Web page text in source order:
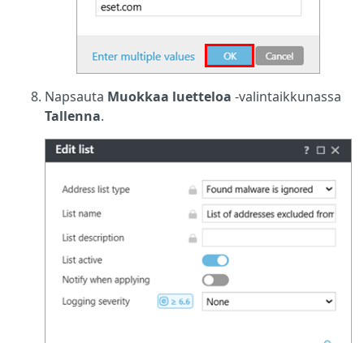
Napsauta Muokkaa luetteloa -valintaikkunassa
Tallenna.